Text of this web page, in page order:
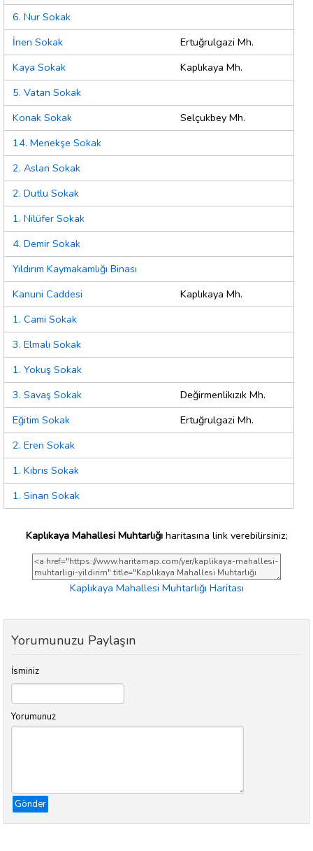
6. Nur Sokak
İnen Sokak
Ertuğrulgazi Mh.
Kaya Sokak
Kaplıkaya Mh.
5. Vatan Sokak
Konak Sokak
Selçukbey Mh.
14. Menekşe Sokak
2. Aslan Sokak
2. Dutlu Sokak
1. Nilüfer Sokak
4. Demir Sokak
Yıldırım Kaymakamlığı Binası
Kanuni Caddesi
Kaplıkaya Mh.
1. Cami Sokak
3. Elmalı Sokak
1. Yokuş Sokak
3. Savaş Sokak
Değirmenlikızık Mh.
Eğitim Sokak
Ertuğrulgazi Mh.
2. Eren Sokak
1. Kıbrıs Sokak
1. Sinan Sokak
Kaplıkaya Mahallesi Muhtarlığıharitasına link verebilirsiniz;
Kaplıkaya Mahallesi Muhtarlığı Haritası
Yorumunuzu Paylaşın
İsminiz
Yorumunuz
Gönder